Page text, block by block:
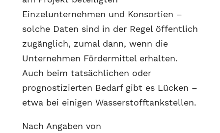
Einzelunternehmen und Konsortien –
solche Daten sind in der Regel öffentlich
zugänglich, zumal dann, wenn die
Unternehmen Fördermittel erhalten.
Auch beim tatsächlichen oder
prognostizierten Bedarf gibt es Lücken –
etwa bei einigen Wasserstofftankstellen.
Nach Angaben von